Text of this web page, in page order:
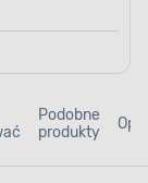
Podobne
produkty